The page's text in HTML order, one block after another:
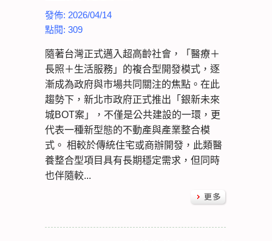
發佈: 2026/04/14
點閱: 309
隨著台灣正式邁入超高齡社會，「醫療＋
長照＋生活服務」的複合型開發模式，逐
漸成為政府與市場共同關注的焦點。在此
趨勢下，新北市政府正式推出「銀新未來
城BOT案」，不僅是公共建設的一環，更
代表一種新型態的不動產與產業整合模
式。 相較於傳統住宅或商辦開發，此類醫
養整合型項目具有長期穩定需求，但同時
也伴隨較...